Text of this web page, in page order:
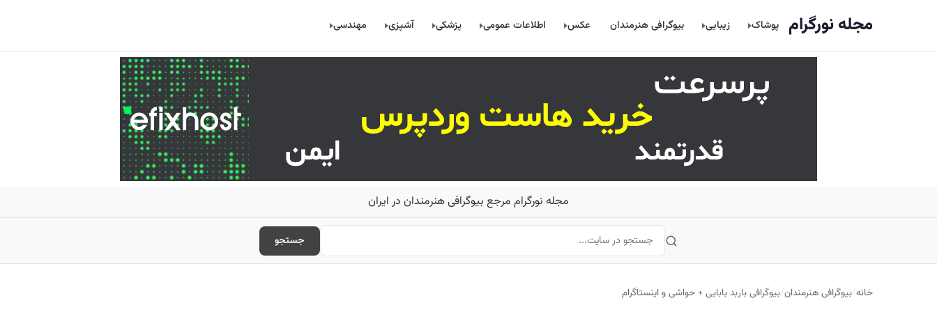
مجله نورگرام پوشاک زیبایی بیوگرافی هنرمندان عکس اطلاعات عمومی پزشکی آشپزی مهندسی
مجله نورگرام مرجع بیوگرافی هنرمندان در ایران
جستجو
خانه/بیوگرافی هنرمندان/بیوگرافی باربد بابایی + حواشی و اینستاگرام